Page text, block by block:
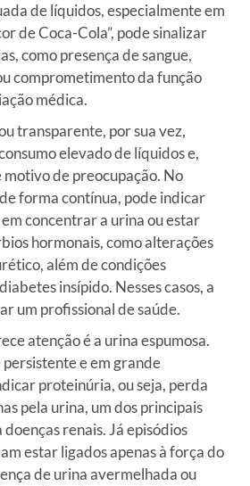
de líquidos, especialmente em
de Coca-Cola”, pode sinalizar
como presença de sangue,
comprometimento da função
médica.
transparente, por sua vez,
elevado de líquidos e,
motivo de preocupação. No
forma contínua, pode indicar
concentrar a urina ou estar
hormonais, como alterações
além de condições
insípido. Nesses casos, a
um profissional de saúde.
atenção é a urina espumosa.
e em grande
proteinúria, ou seja, perda
pela urina, um dos principais
renais. Já episódios
estar ligados apenas à força do
de urina avermelhada ou